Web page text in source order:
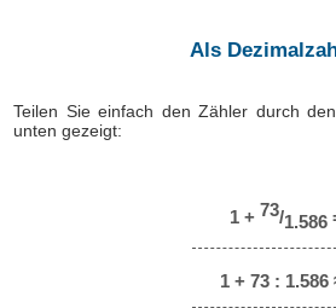
Als
Teilen Sie einfach den Zähler durch
unten gezeigt:
1 + 73/1.586
1 + 73 : 1.586